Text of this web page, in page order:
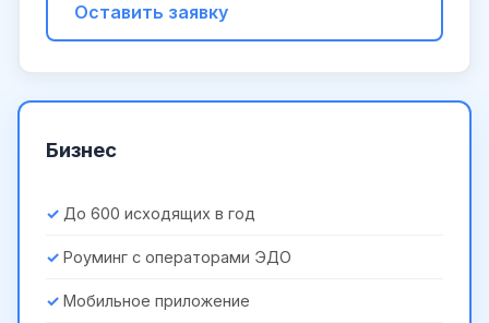
Оставить заявку
Бизнес
До 600 исходящих в год
Роуминг с операторами ЭДО
Мобильное приложение